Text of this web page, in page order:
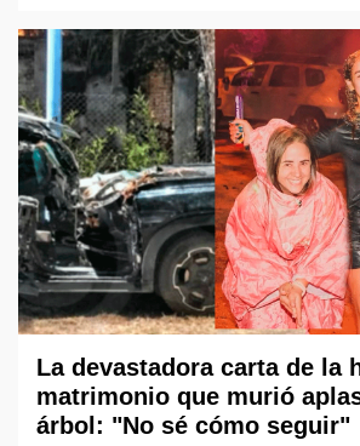
La devastadora carta de la
matrimonio que murió
árbol: "No sé cómo seguir"